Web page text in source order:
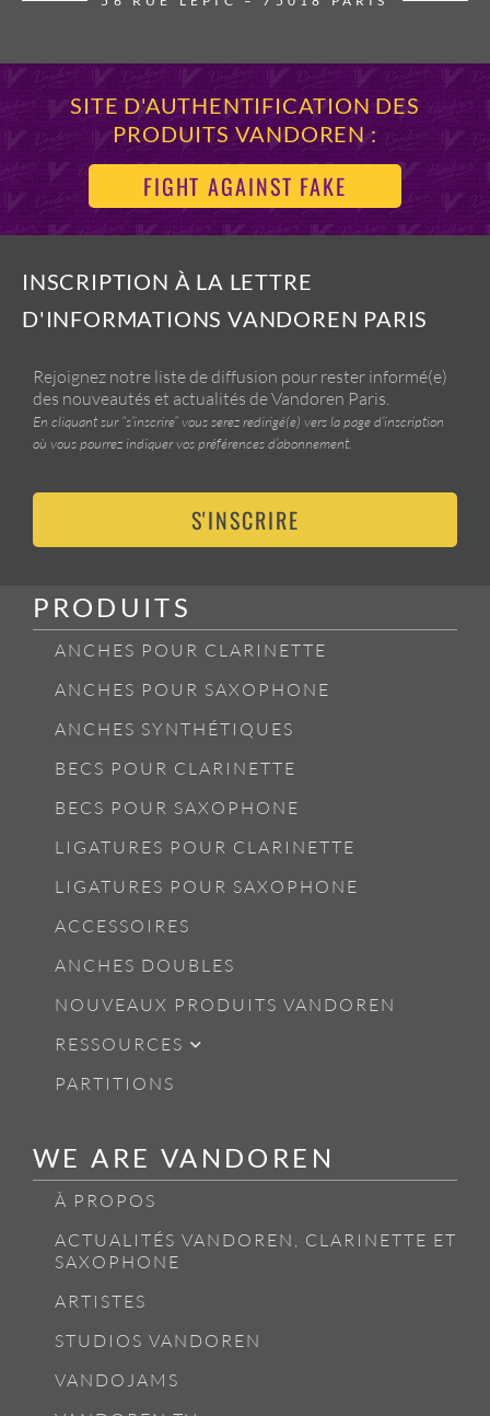
SITE D'AUTHENTIFICATION DES
PRODUITS VANDOREN :
FIGHT AGAINST FAKE
INSCRIPTION À LA LETTRE
D'INFORMATIONS VANDOREN PARIS
Rejoignez notre liste de diffusion pour rester informé(e)
des nouveautés et actualités de Vandoren Paris.
En cliquant sur “s’inscrire” vous serez redirigé(e) vers la page d’inscription
où vous pourrez indiquer vos préférences d’abonnement.
S'INSCRIRE
PRODUITS
ANCHES POUR CLARINETTE
ANCHES POUR SAXOPHONE
ANCHES SYNTHÉTIQUES
BECS POUR CLARINETTE
BECS POUR SAXOPHONE
LIGATURES POUR CLARINETTE
LIGATURES POUR SAXOPHONE
ACCESSOIRES
ANCHES DOUBLES
NOUVEAUX PRODUITS VANDOREN
RESSOURCES
PARTITIONS
WE ARE VANDOREN
À PROPOS
ACTUALITÉS VANDOREN, CLARINETTE ET
SAXOPHONE
ARTISTES
STUDIOS VANDOREN
VANDOJAMS